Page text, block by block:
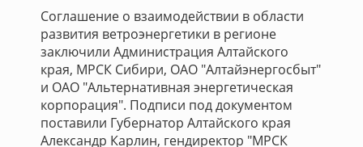
Соглашение о взаимодействии в области
развития ветроэнергетики в регионе
заключили Администрация Алтайского
края, МРСК Сибири, ОАО "Алтайэнергосбыт"
и ОАО "Альтернативная энергетическая
корпорация". Подписи под документом
поставили Губернатор Алтайского края
Александр Карлин, гендиректор "МРСК